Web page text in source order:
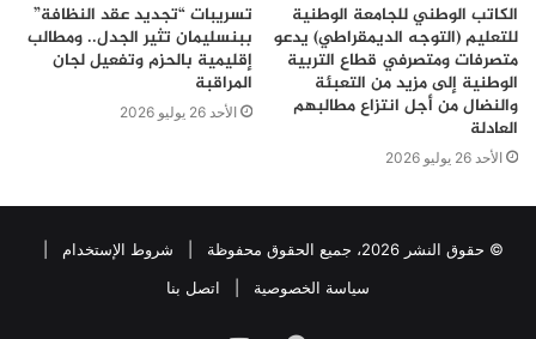
الكاتب الوطني للجامعة الوطنية
للتعليم (التوجه الديمقراطي) يدعو
متصرفات ومتصرفي قطاع التربية
الوطنية إلى مزيد من التعبئة
والنضال من أجل انتزاع مطالبهم
العادلة
الأحد 26 يوليو 2026
تسريبات “تجديد عقد النظافة”
ببنسليمان تثير الجدل.. ومطالب
إقليمية بالحزم وتفعيل لجان
المراقبة
الأحد 26 يوليو 2026
© حقوق النشر 2026، جميع الحقوق محفوظة | شروط الإستخدام
سياسة الخصوصية
اتصل بنا